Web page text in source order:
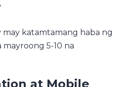
may katamtamang haba ng
5-10 na
at Mobile